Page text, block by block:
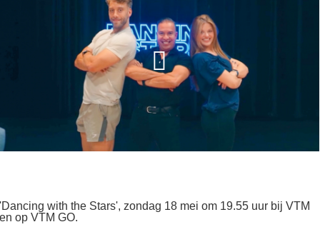
'Dancing with the Stars', zondag 18 mei om 19.55 uur bij VTM
en op VTM GO.